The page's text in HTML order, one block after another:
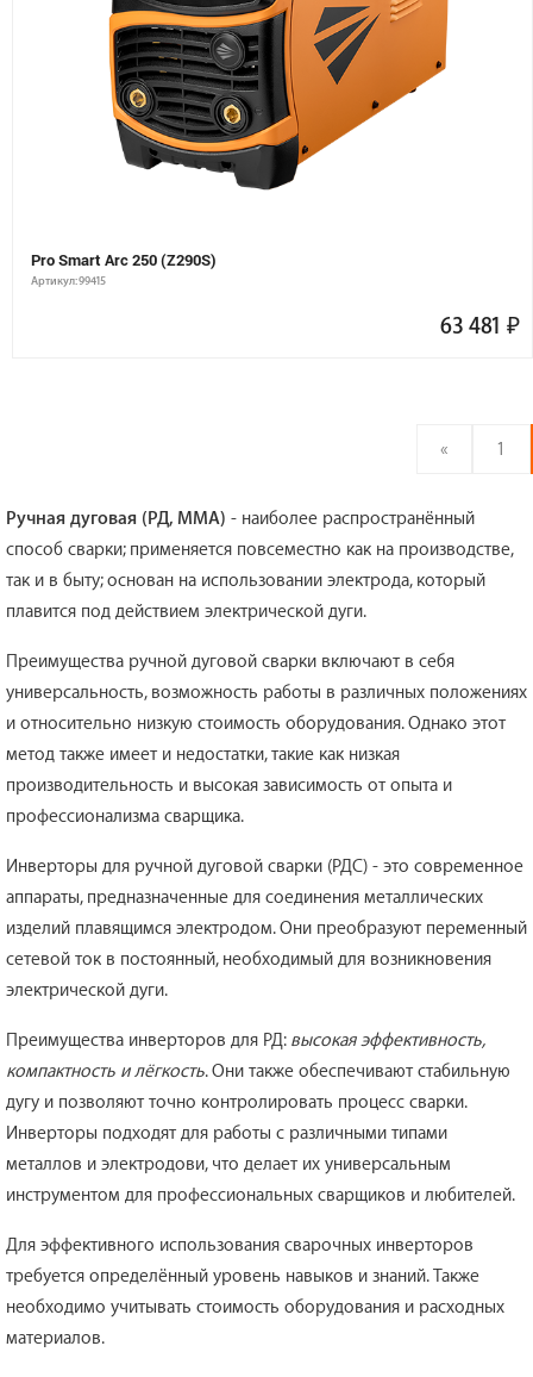
Pro Smart Arc 250 (Z290S)
Артикул: 99415
63 481 ₽
« 1
Ручная дуговая (РД, ММА) - наиболее распространённый
способ сварки; применяется повсеместно как на производстве,
так и в быту; основан на использовании электрода, который
плавится под действием электрической дуги.
Преимущества ручной дуговой сварки включают в себя
универсальность, возможность работы в различных положениях
и относительно низкую стоимость оборудования. Однако этот
метод также имеет и недостатки, такие как низкая
производительность и высокая зависимость от опыта и
профессионализма сварщика.
Инверторы для ручной дуговой сварки (РДС) - это современное
аппараты, предназначенные для соединения металлических
изделий плавящимся электродом. Они преобразуют переменный
сетевой ток в постоянный, необходимый для возникновения
электрической дуги.
Преимущества инверторов для РД: высокая эффективность,
компактность и лёгкость. Они также обеспечивают стабильную
дугу и позволяют точно контролировать процесс сварки.
Инверторы подходят для работы с различными типами
металлов и электродови, что делает их универсальным
инструментом для профессиональных сварщиков и любителей.
Для эффективного использования сварочных инверторов
требуется определённый уровень навыков и знаний. Также
необходимо учитывать стоимость оборудования и расходных
материалов.